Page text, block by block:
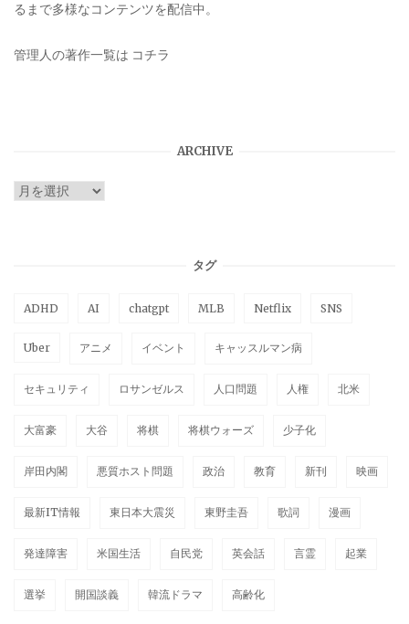
るまで多様なコンテンツを配信中。
管理人の著作一覧は コチラ
ARCHIVE
ARCHIVE
タグ
ADHD AI chatgpt MLB Netflix SNS
Uber アニメ イベント キャッスルマン病
セキュリティ ロサンゼルス 人口問題 人権 北米
大富豪 大谷 将棋 将棋ウォーズ 少子化
岸田内閣 悪質ホスト問題 政治 教育 新刊 映画
最新IT情報 東日本大震災 東野圭吾 歌詞 漫画
発達障害 米国生活 自民党 英会話 言霊 起業
選挙 開国談義 韓流ドラマ 高齢化